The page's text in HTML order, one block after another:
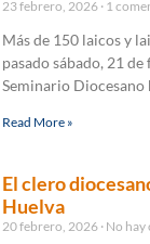
23 febrero, 2026 1
Más de 150 laicos y
pasado sábado, 21
Seminario Diocesano
Read More »
El clero
Huelva
20 febrero, 2026 No hay